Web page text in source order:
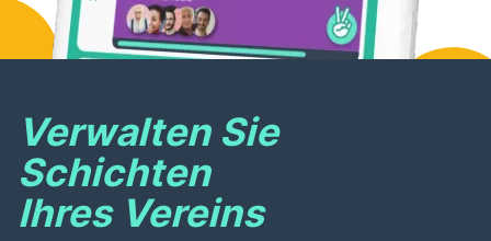
Verwalten Sie
Schichten
Ihres Vereins